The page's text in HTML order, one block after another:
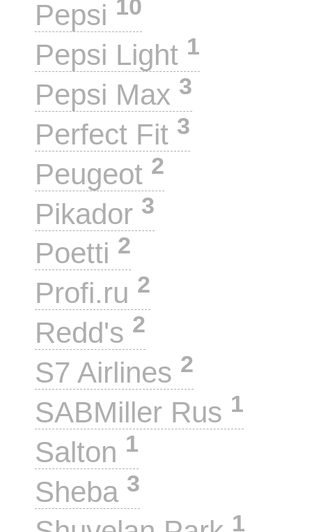
Pepsi 10
Pepsi Light 1
Pepsi Max 3
Perfect Fit 3
Peugeot 2
Pikador 3
Poetti 2
Profi.ru 2
Redd's 2
S7 Airlines 2
SABMiller Rus 1
Salton 1
Sheba 3
1